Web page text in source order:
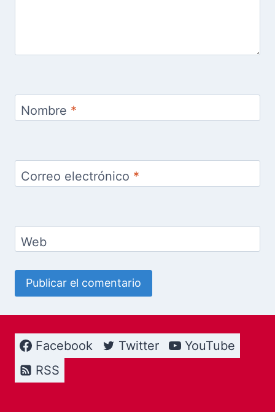
Nombre *
Correo electrónico *
Web
Facebook Twitter
YouTube
RSS